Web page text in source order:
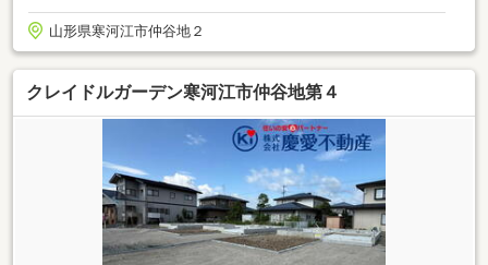
山形県寒河江市仲谷地２
クレイドルガーデン寒河江市仲谷地第４